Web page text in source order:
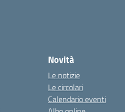
Novità
Le notizie
Le circolari
Calendario eventi